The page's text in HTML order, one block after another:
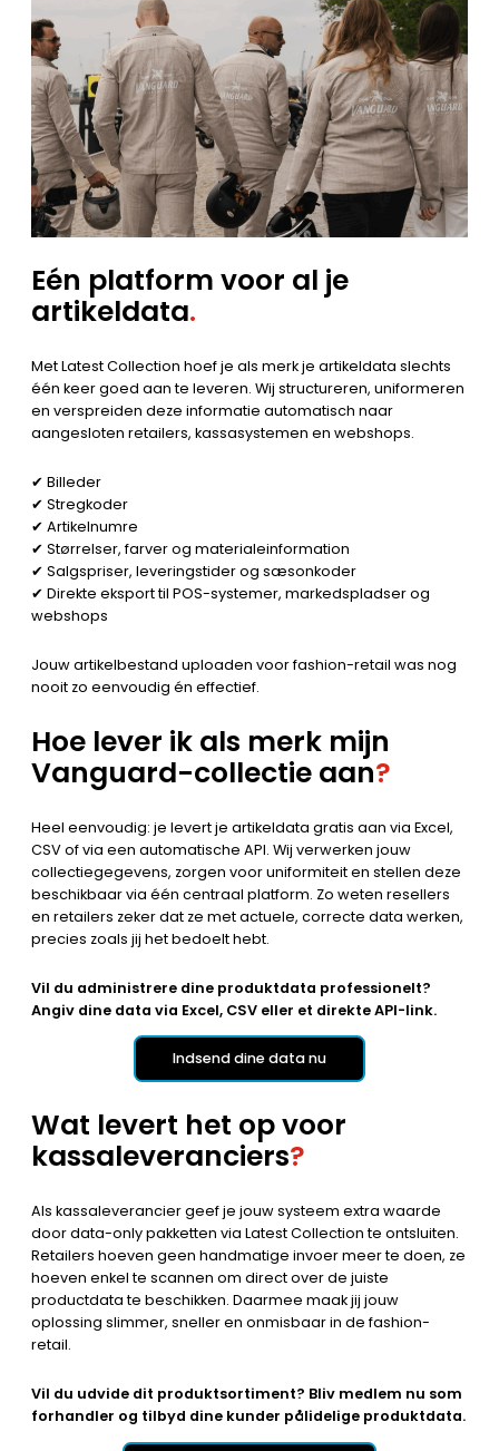
Eén platform voor al je
artikeldata.
Met Latest Collection hoef je als merk je artikeldata slechts
één keer goed aan te leveren. Wij structureren, uniformeren
en verspreiden deze informatie automatisch naar
aangesloten retailers, kassasystemen en webshops.
✔ Billeder
✔ Stregkoder
✔ Artikelnumre
✔ Størrelser, farver og materialeinformation
✔ Salgspriser, leveringstider og sæsonkoder
✔ Direkte eksport til POS-systemer, markedspladser og
webshops
Jouw artikelbestand uploaden voor fashion-retail was nog
nooit zo eenvoudig én effectief.
Hoe lever ik als merk mijn
Vanguard-collectie aan?
Heel eenvoudig: je levert je artikeldata gratis aan via Excel,
CSV of via een automatische API. Wij verwerken jouw
collectiegegevens, zorgen voor uniformiteit en stellen deze
beschikbaar via één centraal platform. Zo weten resellers
en retailers zeker dat ze met actuele, correcte data werken,
precies zoals jij het bedoelt hebt.
Vil du administrere dine produktdata professionelt?
Angiv dine data via Excel, CSV eller et direkte API-link.
Indsend dine data nu
Wat levert het op voor
kassaleveranciers?
Als kassaleverancier geef je jouw systeem extra waarde
door data-only pakketten via Latest Collection te ontsluiten.
Retailers hoeven geen handmatige invoer meer te doen, ze
hoeven enkel te scannen om direct over de juiste
productdata te beschikken. Daarmee maak jij jouw
oplossing slimmer, sneller en onmisbaar in de fashion-
retail.
Vil du udvide dit produktsortiment? Bliv medlem nu som
forhandler og tilbyd dine kunder pålidelige produktdata.